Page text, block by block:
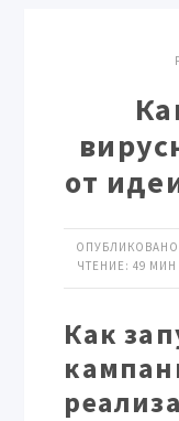
от
ЧТЕНИЕ: 49
Как